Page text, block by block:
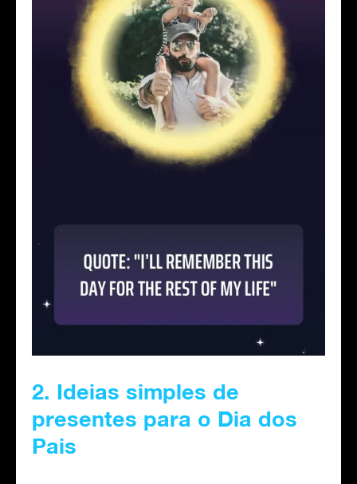
2. Ideias simples de
presentes para o Dia dos
Pais